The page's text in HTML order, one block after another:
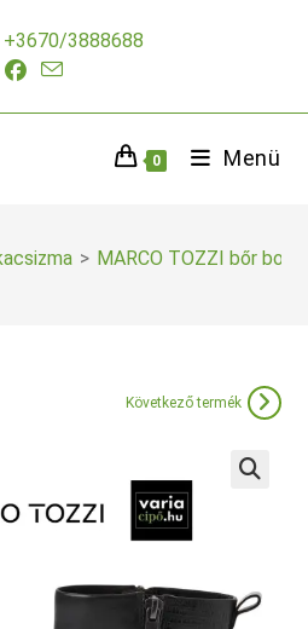
+3670/3888688
0 Menü
> MARCO TOZZI bőr
Következő termék